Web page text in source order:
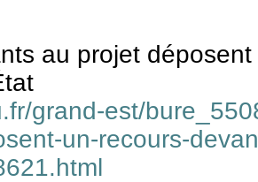
au projet
grand-est/
un-recours-